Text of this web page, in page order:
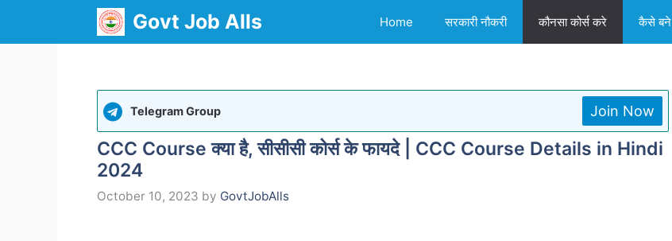
Govt Job Alls Home सरकारी नौकरी कौनसा कोर्स करे कैसे बने
Telegram Group Join Now
CCC Course क्या है, सीसीसी कोर्स के फायदे | CCC Course Details in Hindi
2024
October 10, 2023 by GovtJobAlls